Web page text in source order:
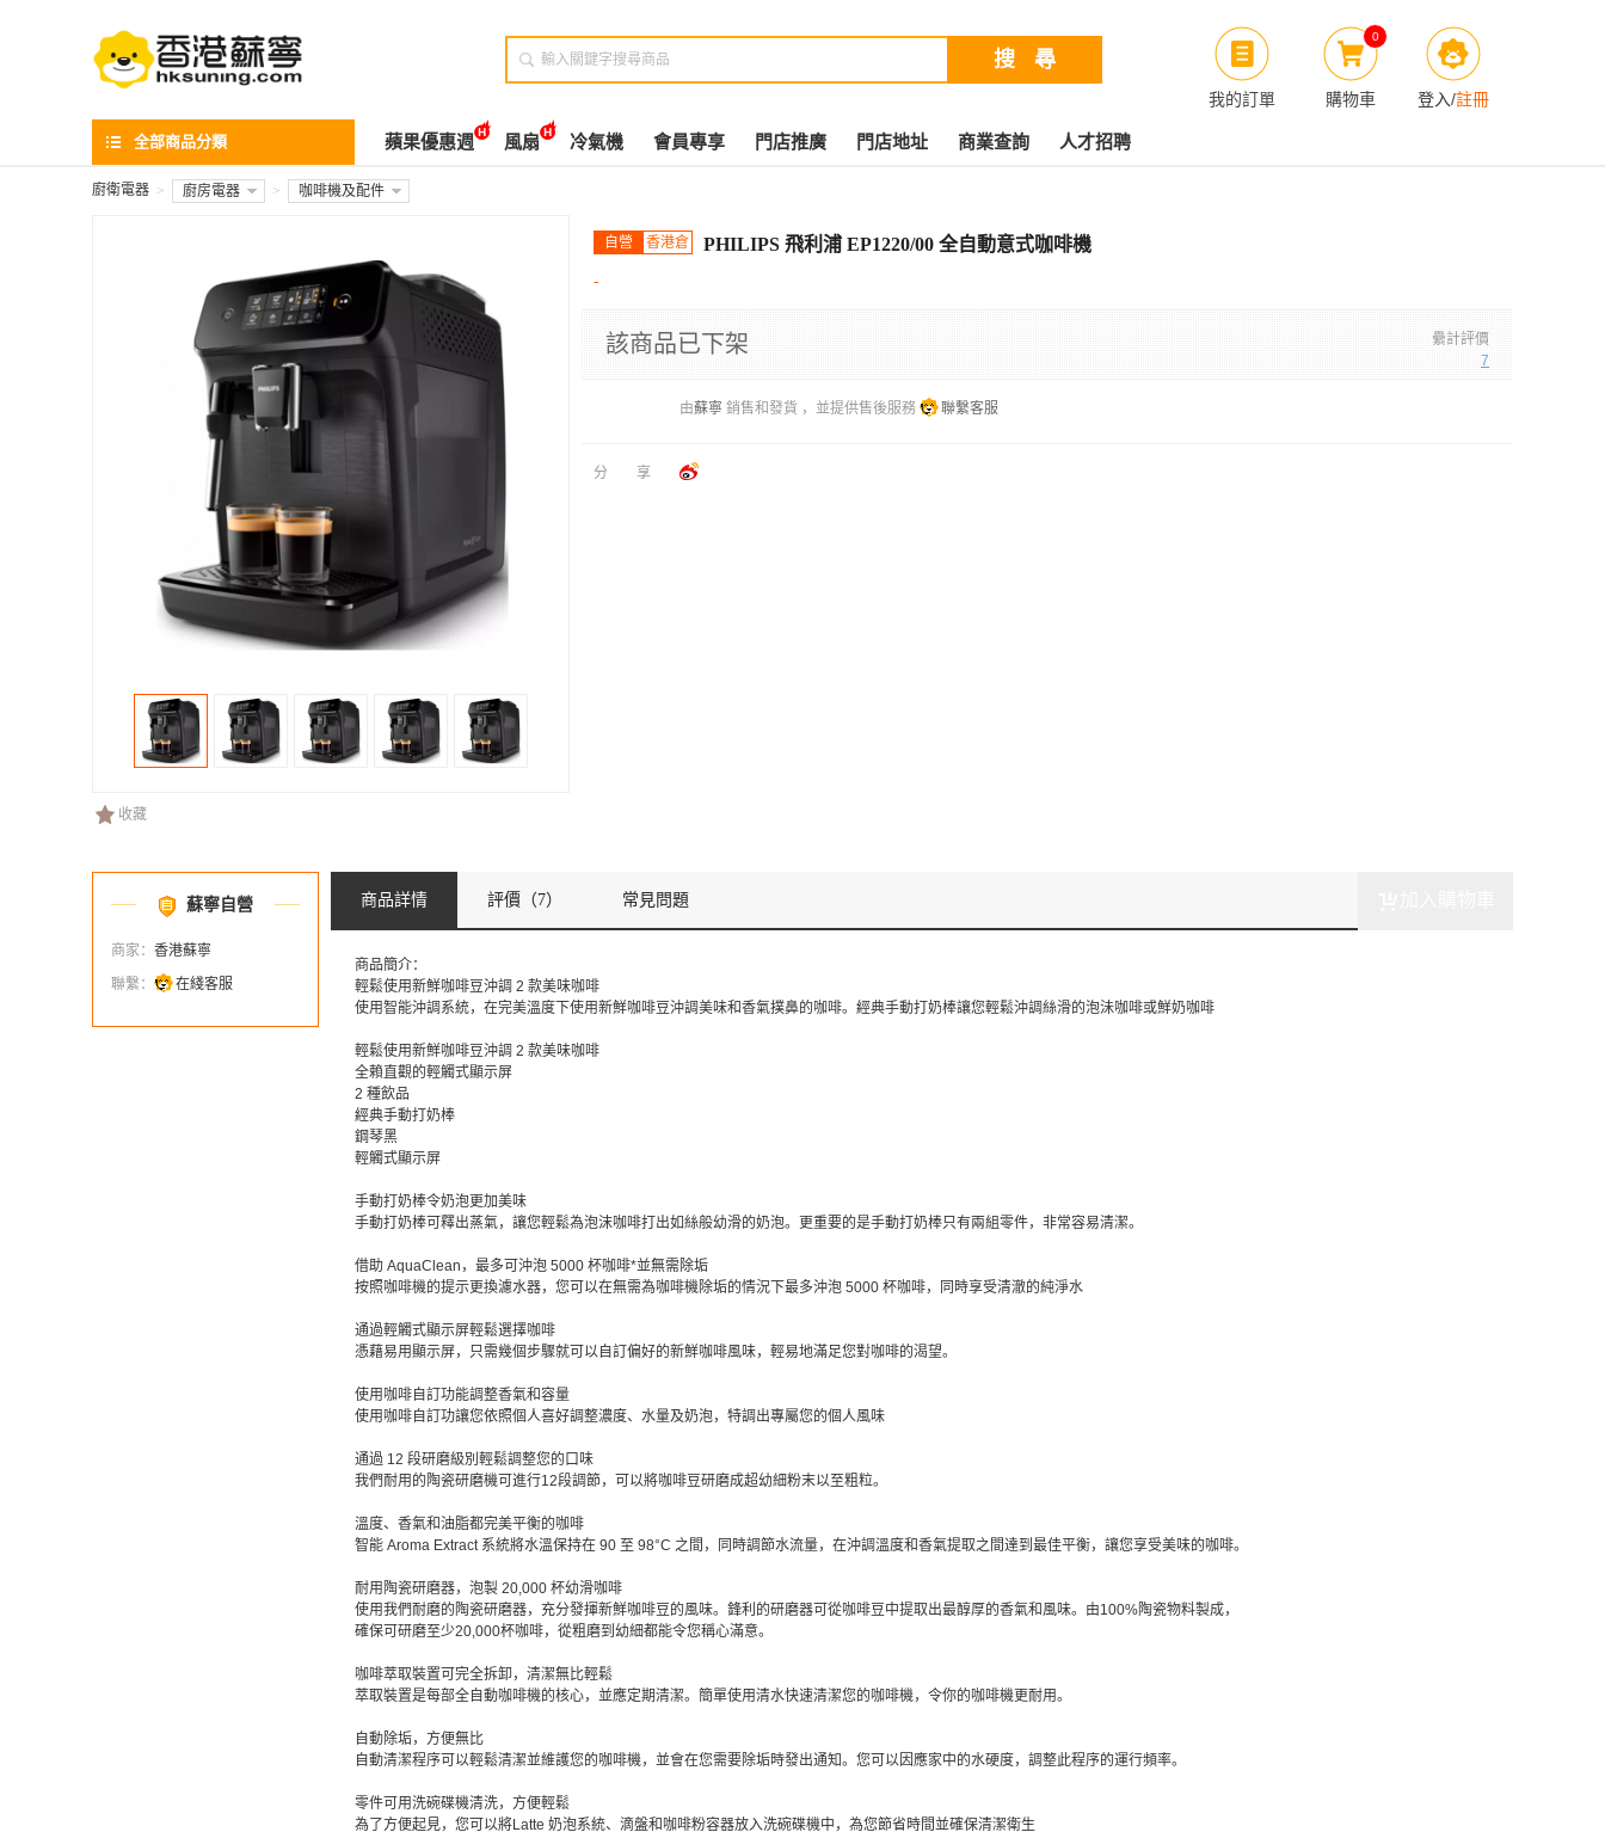
我的訂單
0
購物車 登入/註冊

全部商品分類 蘋果優惠週 風扇 冷氣機 會員專享 門店推廣 門店地址 商業查詢 人才招聘
廚衛電器 > 廚房電器 > 咖啡機及配件
收藏
自營 香港倉 PHILIPS 飛利浦 EP1220/00 全自動意式咖啡機
-
該商品已下架
纍計評價
7
由蘇寧 銷售和發貨 ，並提供售後服務 聯繫客服
分享
蘇寧自營
商家： 香港蘇寧
聯繫：
在綫客服
商品詳情 評價 （7） 常見問題
商品簡介：
輕鬆使用新鮮咖啡豆沖調 2 款美味咖啡
使用智能沖調系統，在完美溫度下使用新鮮咖啡豆沖調美味和香氣撲鼻的咖啡。經典手動打奶棒讓您輕鬆沖調絲滑的泡沬咖啡或鮮奶咖啡
輕鬆使用新鮮咖啡豆沖調 2 款美味咖啡
全賴直觀的輕觸式顯示屏
2 種飲品
經典手動打奶棒
鋼琴黑
輕觸式顯示屏
手動打奶棒令奶泡更加美味
手動打奶棒可釋出蒸氣，讓您輕鬆為泡沫咖啡打出如絲般幼滑的奶泡。更重要的是手動打奶棒只有兩組零件，非常容易清潔。
借助 AquaClean，最多可沖泡 5000 杯咖啡*並無需除垢
按照咖啡機的提示更換濾水器，您可以在無需為咖啡機除垢的情況下最多沖泡 5000 杯咖啡，同時享受清澈的純淨水
通過輕觸式顯示屏輕鬆選擇咖啡
憑藉易用顯示屏，只需幾個步驟就可以自訂偏好的新鮮咖啡風味，輕易地滿足您對咖啡的渴望。
使用咖啡自訂功能調整香氣和容量
使用咖啡自訂功讓您依照個人喜好調整濃度、水量及奶泡，特調出專屬您的個人風味
通過 12 段研磨級別輕鬆調整您的口味
我們耐用的陶瓷研磨機可進行12段調節，可以將咖啡豆研磨成超幼細粉末以至粗粒。
溫度、香氣和油脂都完美平衡的咖啡
智能 Aroma Extract 系統將水溫保持在 90 至 98°C 之間，同時調節水流量，在沖調溫度和香氣提取之間達到最佳平衡，讓您享受美味的咖啡。
耐用陶瓷研磨器，泡製 20,000 杯幼滑咖啡
使用我們耐磨的陶瓷研磨器，充分發揮新鮮咖啡豆的風味。鋒利的研磨器可從咖啡豆中提取出最醇厚的香氣和風味。由100%陶瓷物料製成，
確保可研磨至少20,000杯咖啡，從粗磨到幼細都能令您稱心滿意。
咖啡萃取裝置可完全拆卸，清潔無比輕鬆
萃取裝置是每部全自動咖啡機的核心，並應定期清潔。簡單使用清水快速清潔您的咖啡機，令你的咖啡機更耐用。
自動除垢，方便無比
自動清潔程序可以輕鬆清潔並維護您的咖啡機，並會在您需要除垢時發出通知。您可以因應家中的水硬度，調整此程序的運行頻率。
零件可用洗碗碟機清洗，方便輕鬆
為了方便起見，您可以將Latte 奶泡系統、滴盤和咖啡粉容器放入洗碗碟機中，為您節省時間並確保清潔衛生